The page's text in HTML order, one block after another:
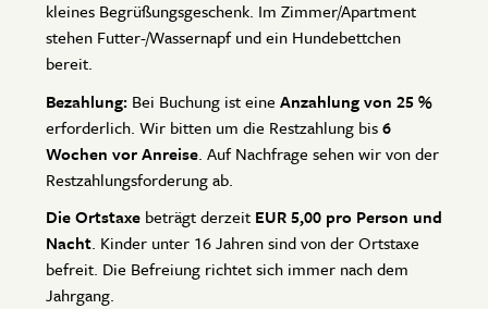
kleines Begrüßungsgeschenk. Im Zimmer/Apartment
stehen Futter-/Wassernapf und ein Hundebettchen
bereit.
Bezahlung:Bei Buchung ist eine Anzahlung von 25 %
erforderlich. Wir bitten um die Restzahlung bis6
Wochen vor Anreise. Auf Nachfrage sehen wir von der
Restzahlungsforderung ab.
Die Ortstaxebeträgt derzeit EUR 5,00 pro Person und
Nacht. Kinder unter 16 Jahren sind von der Ortstaxe
befreit. Die Befreiung richtet sich immer nach dem
Jahrgang.